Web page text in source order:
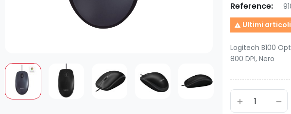
Reference:
 Ultimi
Logitech B100
800 DPI, Nero